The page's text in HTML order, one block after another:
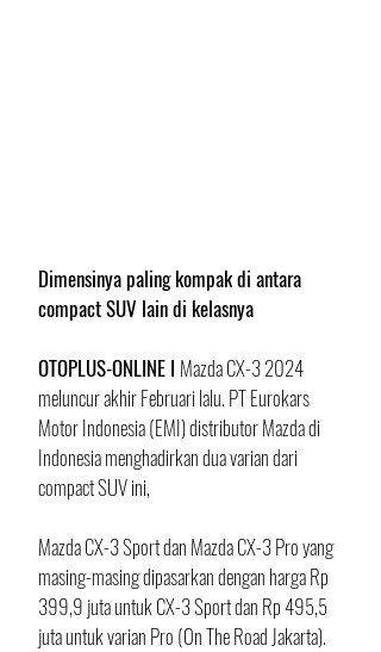
Dimensinya paling kompak di antara
compact SUV lain di kelasnya
OTOPLUS-ONLINE I Mazda CX-3 2024
meluncur akhir Februari lalu. PT Eurokars
Motor Indonesia (EMI) distributor Mazda di
Indonesia menghadirkan dua varian dari
compact SUV ini,
Mazda CX-3 Sport dan Mazda CX-3 Pro yang
masing-masing dipasarkan dengan harga Rp
399,9 juta untuk CX-3 Sport dan Rp 495,5
juta untuk varian Pro (On The Road Jakarta).